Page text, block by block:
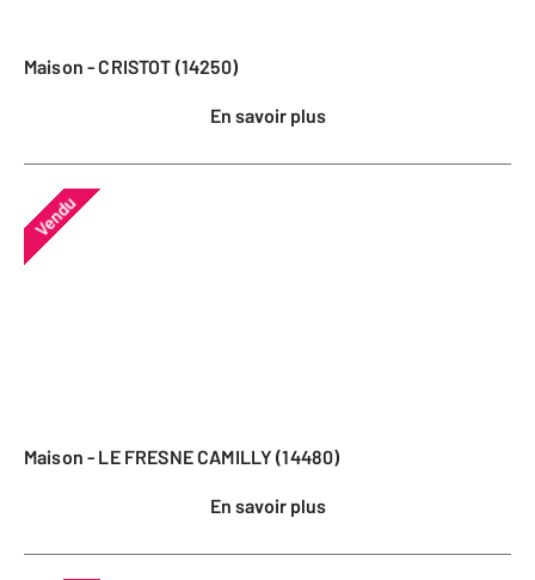
Maison - CRISTOT (14250)
En savoir plus
Vendu
Maison - LE FRESNE CAMILLY (14480)
En savoir plus